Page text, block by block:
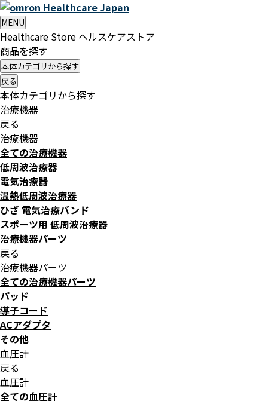
HealthcareJapan
MENU
Healthcare Store ヘルスケアストア
商品を探す
本体カテゴリから探す
戻る
本体カテゴリから探す
治療機器
戻る
治療機器
全ての治療機器
低周波治療器
電気治療器
温熱低周波治療器
ひざ 電気治療バンド
スポーツ用 低周波治療器
治療機器パーツ
戻る
治療機器パーツ
全ての治療機器パーツ
パッド
導子コード
ACアダプタ
その他
血圧計
戻る
血圧計
全ての血圧計